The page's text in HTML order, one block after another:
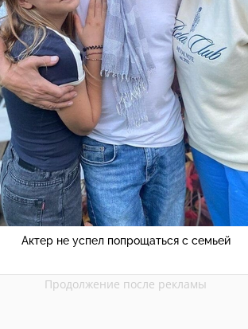
Актер не успел попрощаться с семьей